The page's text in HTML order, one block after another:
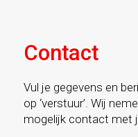
Contact
Vul je gegevens en
op ‘verstuur’. Wij
mogelijk contact met